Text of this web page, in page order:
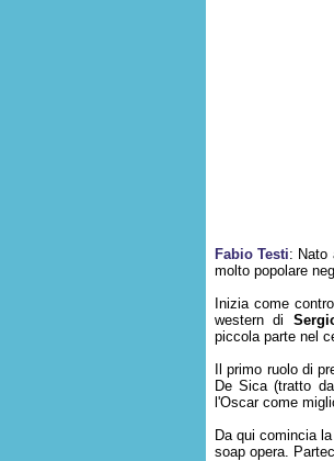
Fabio Testi: Nato
molto popolare
Inizia come
western di
piccola parte nel
Il primo ruolo di
De Sica (tratto
l'Oscar come
Da qui comincia
soap opera.